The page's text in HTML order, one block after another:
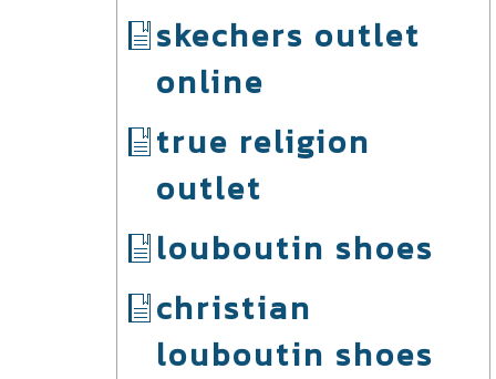
skechers outlet
online
true religion
outlet
louboutin shoes
christian
louboutin shoes